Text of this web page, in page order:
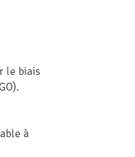
le biais
à